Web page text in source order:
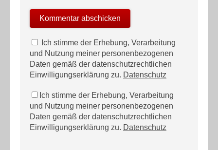
Ich stimme der Erhebung, Verarbeitung
und Nutzung meiner personenbezogenen
Daten gemäß der datenschutzrechtlichen
Einwilligungserklärung zu. Datenschutz
Ich stimme der Erhebung, Verarbeitung
und Nutzung meiner personenbezogenen
Daten gemäß der datenschutzrechtlichen
Einwilligungserklärung zu. Datenschutz